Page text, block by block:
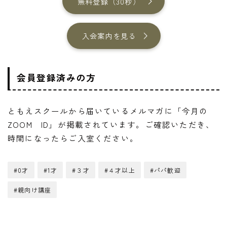
入会案内を見る
会員登録済みの方
ともえスクールから届いているメルマガに「今月の
ZOOM ID」が掲載されています。ご確認いただき、
時間になったらご入室ください。
#0才 #1才 #３才 #４才以上 #パパ歓迎
#親向け講座